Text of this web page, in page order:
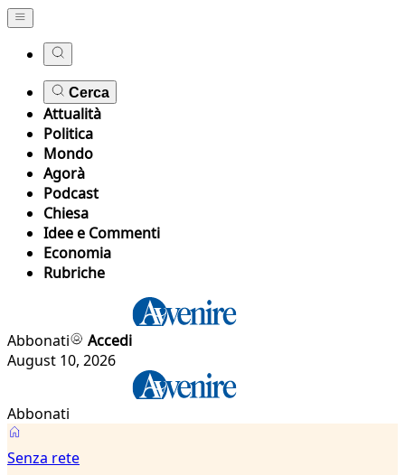
Cerca
Attualità
Politica
Mondo
Agorà
Podcast
Chiesa
Idee e Commenti
Economia
Rubriche
Abbonati
Accedi
August 10, 2026
Abbonati
Senza rete